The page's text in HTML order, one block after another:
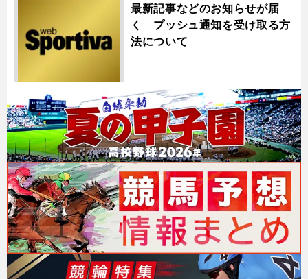
最新記事などのお知らせが届
く プッシュ通知を受け取る方
法について